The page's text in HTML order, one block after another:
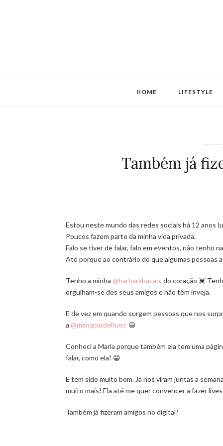
HOME LIFESTYLE
Também já
Estou neste mundo das redes sociais há 12 anos
Poucos fazem parte da minha vida privada.
Falo se tiver de falar, falo em eventos, não tenho
Até porque ao contrário do que algumas pessoas
Tenho a minha @barbarabacao, do coração 💓
orgulham-se dos seus amigos e não têm inveja.
E de vez em quando surgem pessoas que nos
a @mariapardelhasc 😃
Conheci a Maria porque também ela tem uma
falar, como ela! 😁
E tem sido muito bom. Já nos viram juntas a
muito mais! Ela até me quer convencer a fazer
Também já fizeram amigos no digital?